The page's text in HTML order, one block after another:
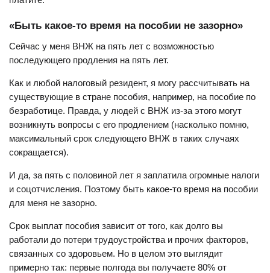
«Быть какое-то время на пособии не зазорно»
Сейчас у меня ВНЖ на пять лет с возможностью
последующего продления на пять лет.
Как и любой налоговый резидент, я могу рассчитывать на
существующие в стране пособия, например, на пособие по
безработице. Правда, у людей с ВНЖ из-за этого могут
возникнуть вопросы с его продлением (насколько помню,
максимальный срок следующего ВНЖ в таких случаях
сокращается).
И да, за пять с половиной лет я заплатила огромные налоги
и соцотчисления. Поэтому быть какое-то время на пособии
для меня не зазорно.
Срок выплат пособия зависит от того, как долго вы
работали до потери трудоустройства и прочих факторов,
связанных со здоровьем. Но в целом это выглядит
примерно так: первые полгода вы получаете 80% от